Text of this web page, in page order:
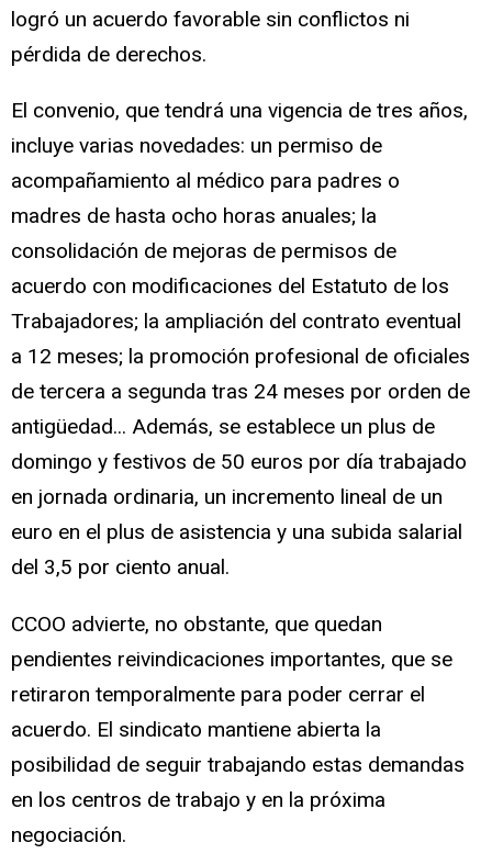
logró un acuerdo favorable sin conflictos ni
pérdida de derechos.
El convenio, que tendrá una vigencia de tres años,
incluye varias novedades: un permiso de
acompañamiento al médico para padres o
madres de hasta ocho horas anuales; la
consolidación de mejoras de permisos de
acuerdo con modificaciones del Estatuto de los
Trabajadores; la ampliación del contrato eventual
a 12 meses; la promoción profesional de oficiales
de tercera a segunda tras 24 meses por orden de
antigüedad... Además, se establece un plus de
domingo y festivos de 50 euros por día trabajado
en jornada ordinaria, un incremento lineal de un
euro en el plus de asistencia y una subida salarial
del 3,5 por ciento anual.
CCOO advierte, no obstante, que quedan
pendientes reivindicaciones importantes, que se
retiraron temporalmente para poder cerrar el
acuerdo. El sindicato mantiene abierta la
posibilidad de seguir trabajando estas demandas
en los centros de trabajo y en la próxima
negociación.